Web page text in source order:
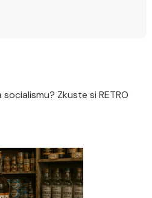
Zkuste si RETRO